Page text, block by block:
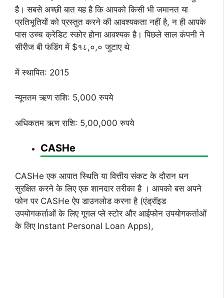
है। सबसे अच्छी बात यह है कि आपको किसी भी जमानत या
प्रतिभूतियों को प्रस्तुत करने की आवश्यकता नहीं है, न ही आपके
पास उच्च क्रेडिट स्कोर होना आवश्यक है। पिछले साल कंपनी ने
सीरीज बी फंडिंग में $१८,०,० जुटाए थे
में स्थापित: 2015
न्यूनतम ऋण राशि: 5,000 रुपये
अधिकतम ऋण राशि: 5,00,000 रुपये
CASHe
CASHe एक आपात स्थिति या वित्तीय संकट के दौरान धन
सुरक्षित करने के लिए एक शानदार तरीका है । आपको बस अपने
फोन पर CASHe ऐप डाउनलोड करना है (एंड्रॉइड
उपयोगकर्ताओं के लिए गूगल प्ले स्टोर और आईफोन उपयोगकर्ताओं
के लिए Instant Personal Loan Apps),